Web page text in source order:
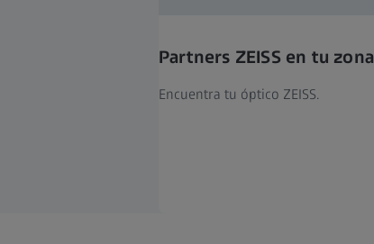
Partners ZEISS en tu zona
Encuentra tu óptico ZEISS.